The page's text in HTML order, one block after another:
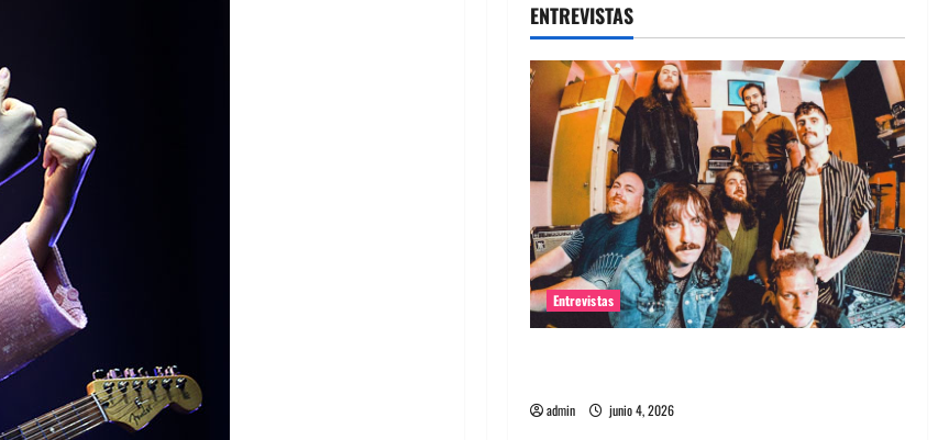
ENTREVISTAS
Entrevistas
admin junio 4, 2026